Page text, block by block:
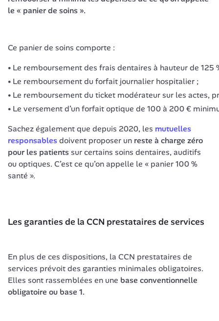
le « panier de soins ».
Ce panier de soins comporte :
Le remboursement des frais dentaires à hauteur de 125
Le remboursement du forfait journalier hospitalier ;
Le remboursement du ticket modérateur sur les actes,
Le versement d’un forfait optique de 100 à 200 €
Sachez également que depuis 2020, les mutuelles
responsables doivent proposer un reste à charge zéro
pour les patients surcertains soins dentaires, auditifs
ou optiques. C’est ce qu’on appelle le « panier 100 %
santé ».
Les garanties de la CCN prestataires de services
En plus de ces dispositions, la CCN prestataires de
services prévoit des garanties minimales obligatoires.
Elles sont rassemblées en une base conventionnelle
obligatoire ou base 1.